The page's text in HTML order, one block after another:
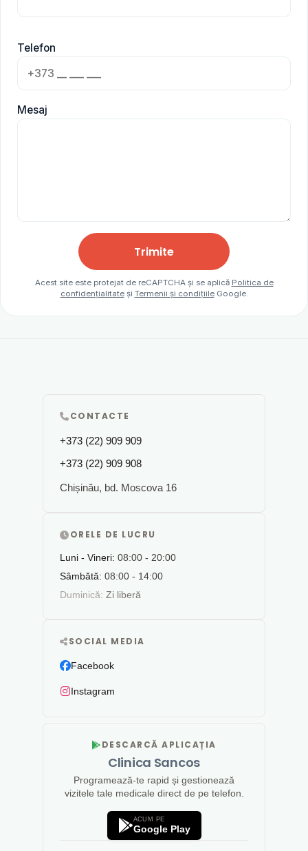
Telefon
Mesaj
Trimite
Acest site este protejat de reCAPTCHA și se aplică Politica de
confidențialitateși Termenii și condițiileGoogle.
CONTACTE
+373 (22) 909 909
+373 (22) 909 908
Chișinău, bd. Moscova 16
ORELE DE LUCRU
Luni - Vineri: 08:00 - 20:00
Sâmbătă: 08:00 - 14:00
Duminică: Zi liberă
SOCIAL MEDIA
Facebook
Instagram
DESCARCĂ APLICAȚIA
Clinica Sancos
Programează-te rapid și gestionează
vizitele tale medicale direct de pe telefon.
ACUM PE
Google Play